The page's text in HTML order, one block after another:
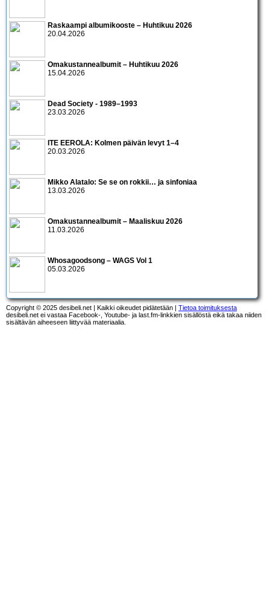
Raskaampi albumikooste – Huhtikuu 2026
20.04.2026
Omakustannealbumit – Huhtikuu 2026
15.04.2026
Dead Society - 1989–1993
23.03.2026
ITE EEROLA: Kolmen päivän levyt 1–4
20.03.2026
Mikko Alatalo: Se se on rokkii… ja sinfoniaa
13.03.2026
Omakustannealbumit – Maaliskuu 2026
11.03.2026
Whosagoodsong – WAGS Vol 1
05.03.2026
Copyright © 2025 desibeli.net | Kaikki oikeudet pidätetään | Tietoa toimituksesta
desibeli.net ei vastaa Facebook-, Youtube- ja last.fm-linkkien sisällöstä eikä takaa niiden
sisältävän aiheeseen liittyvää materiaalia.